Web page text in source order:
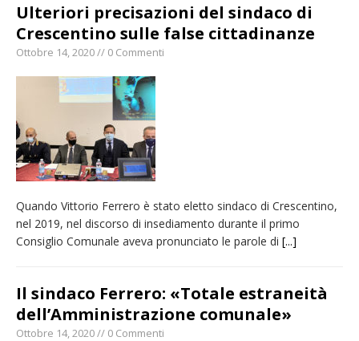
Ulteriori precisazioni del sindaco di
Crescentino sulle false cittadinanze
Ottobre 14, 2020 // 0 Commenti
Quando Vittorio Ferrero è stato eletto sindaco di Crescentino,
nel 2019, nel discorso di insediamento durante il primo
Consiglio Comunale aveva pronunciato le parole di [...]
Il sindaco Ferrero: «Totale estraneità
dell’Amministrazione comunale»
Ottobre 14, 2020 // 0 Commenti